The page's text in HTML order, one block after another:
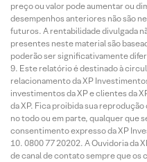
preço ou valor pode aumentar ou
desempenhos anteriores não são
futuros. A rentabilidade divulgada
presentes neste material são
poderão ser significativamente
Este relatório é destinado à
relacionamento da XP
investimentos da XP e clientes da
da XP. Fica proibida sua
no todo ou em parte, qualquer que
consentimento expresso da XP
0800 77 20202. A Ouvidoria da
de canal de contato sempre que